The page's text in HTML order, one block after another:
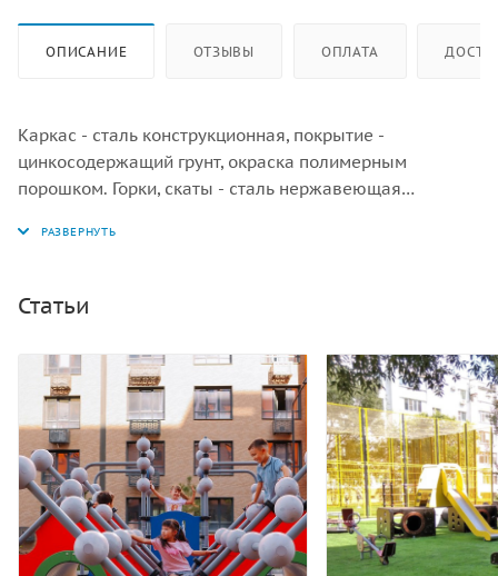
ОПИСАНИЕ ОТЗЫВЫ ОПЛАТА
Каркас - сталь конструкционная, покрытие -
цинкосодержащий грунт, окраска полимерным
порошком. Горки, скаты - сталь нержавеющая
пассивация сварных швов. Панели, ограждения -
канат армированный 16 мм. Подсветка комплекса -
Статьи